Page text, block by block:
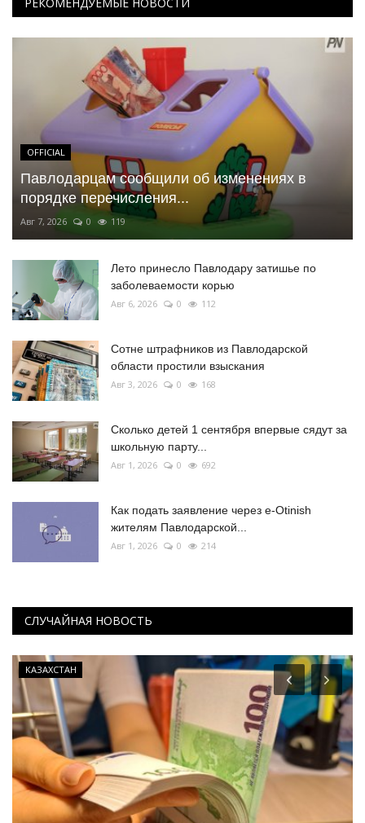
OFFICIAL
Павлодарцам сообщили об изменениях в
порядке перечисления...
Авг 7, 2026 0 119
Лето принесло Павлодару затишье по
заболеваемости корью
Авг 6, 2026 0 112
Сотне штрафников из Павлодарской
области простили взыскания
Авг 3, 2026 0 168
Сколько детей 1 сентября впервые сядут за
школьную парту...
Авг 1, 2026 0 692
Как подать заявление через e-Otinish
жителям Павлодарской...
Авг 1, 2026 0 214
СЛУЧАЙНАЯ НОВОСТЬ
КАЗАХСТАН